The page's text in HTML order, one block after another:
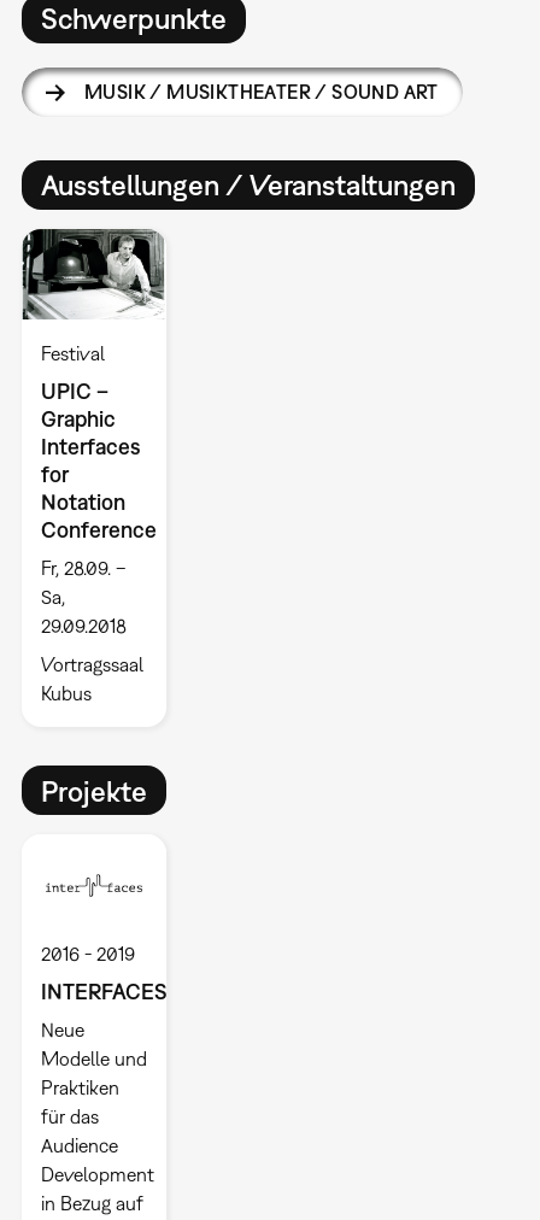
Schwerpunkte
MUSIK / MUSIKTHEATER / SOUND ART
Ausstellungen / Veranstaltungen
Festival
UPIC –
Graphic
Interfaces
for
Notation
Conference
Fr, 28.09. –
Sa,
29.09.2018
Vortragssaal
Kubus
Projekte
2016 2019
INTERFACES
Neue
Modelle und
Praktiken
für das
Audience
Development
in Bezug auf